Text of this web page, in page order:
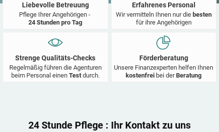
Liebevolle Betreuung
Pflege Ihrer Angehörigen -
24 Stunden pro Tag
Erfahrenes Personal
Wir vermitteln Ihnen nur die besten
für ihre Angehörigen
Strenge Qualitäts-Checks
Regelmäßig führen die Agenturen
beim Personal einen Test durch.
Förderberatung
Unsere Finanzexperten helfen Ihnen
kostenfrei bei derBeratung
24 Stunde Pflege : Ihr Kontakt zu uns